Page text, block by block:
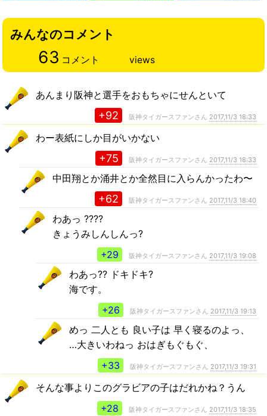
みんなのコメント
63 コメント views
あんまり阪神と選手をおもちゃにせんといて
+92 阪神タイガースファンさん 2017,11/3 18:33
わー表紙にしか目がいかない
+75 阪神タイガースファンさん 2017,11/3 18:33
中田翔とか涌井とか全然目に入らんかったわ〜
+62 阪神タイガースファンさん 2017,11/3 18:40
わあっ ????
きょうみしんしんっ?
+29
阪神タイガースファンさん 2017,11/3 19:08
わあっ?? ドキドキ?
海です。
+26
阪神タイガースファンさん 2017,11/3 19:13
めっ 二人とも 良い子は 早く寝るのよっ、
…大きいわねっ おはぎもぐもぐ、
+33
阪神タイガースファンさん 2017,11/3 19:31
そんな事よりこのグラビアの子はだれかね？うん
+28
阪神タイガースファンさん 2017,11/3 18:35